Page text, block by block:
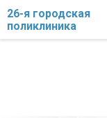
26-я городская
поликлиника